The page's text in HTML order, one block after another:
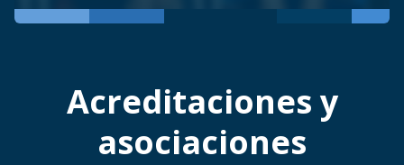
Acreditaciones y
asociaciones